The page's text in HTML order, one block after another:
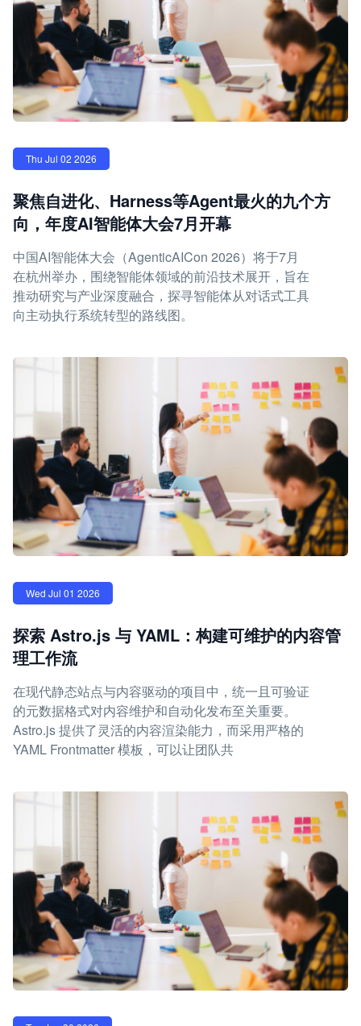
Thu Jul 02 2026
聚焦自进化、Harness等Agent最火的九个方
向，年度AI智能体大会7月开幕
中国AI智能体大会（AgenticAICon 2026）将于7月
在杭州举办，围绕智能体领域的前沿技术展开，旨在
推动研究与产业深度融合，探寻智能体从对话式工具
向主动执行系统转型的路线图。
Wed Jul 01 2026
探索 Astro.js 与 YAML：构建可维护的内容管
理工作流
在现代静态站点与内容驱动的项目中，统一且可验证
的元数据格式对内容维护和自动化发布至关重要。
Astro.js 提供了灵活的内容渲染能力，而采用严格的
YAML Frontmatter 模板，可以让团队共